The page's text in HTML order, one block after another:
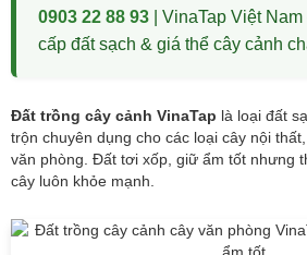
0903 22 88 93 | VinaTap Việt
cấp đất sạch & giá thể cây cảnh
Đất trồng cây cảnh VinaTap là loại đất
trộn chuyên dụng cho các loại cây nội
văn phòng. Đất tơi xốp, giữ ẩm tốt nhưng
cây luôn khỏe mạnh.